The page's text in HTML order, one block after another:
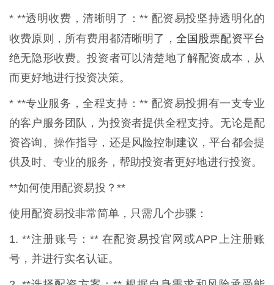
* **透明收费，清晰明了：** 配资易投坚持透明化的
收费原则，所有费用都清晰明了， 全国股票配资平台
绝无隐形收费。投资者可以清楚地了解配资成本，从
而更好地进行投资决策。
* **专业服务，全程支持：** 配资易投拥有一支专业
的客户服务团队，为投资者提供全程支持。无论是配
资咨询、操作指导，还是风险控制建议，平台都会提
供及时、专业的服务，帮助投资者更好地进行投资。
**如何使用配资易投？**
使用配资易投非常简单，只需几个步骤：
1. **注册账号：** 在配资易投官网或APP上注册账
号，并进行实名认证。